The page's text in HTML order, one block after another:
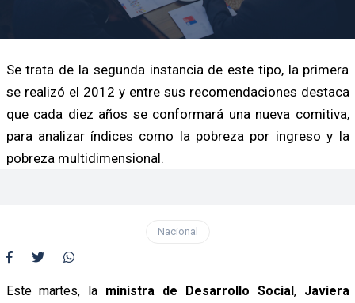
Se trata de la segunda instancia de este tipo, la primera
se realizó el 2012 y entre sus recomendaciones destaca
que cada diez años se conformará una nueva comitiva,
para analizar índices como la pobreza por ingreso y la
pobreza multidimensional.
Nacional
Este martes, la ministra de Desarrollo Social,Javiera